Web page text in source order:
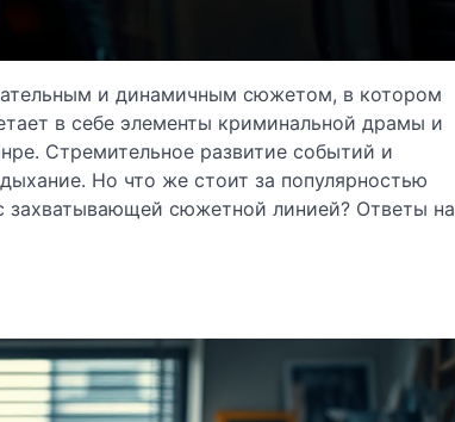
и динамичным сюжетом, в котором
в себе элементы криминальной драмы и
Стремительное развитие событий и
Но что же стоит за популярностью
захватывающей сюжетной линией? Ответы на